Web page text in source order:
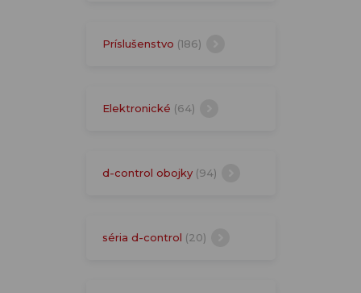
Príslušenstvo (186)
Elektronické (64)
d-control obojky (94)
séria d-control (20)